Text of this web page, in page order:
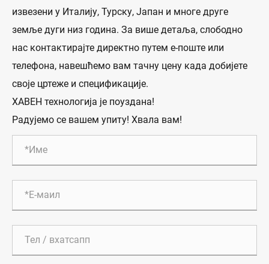
извезени у Италију, Турску, Јапан и многе друге
земље дуги низ година. За више детаља, слободно
нас контактирајте директно путем е-поште или
телефона, навешћемо вам тачну цену када добијете
своје цртеже и спецификације.
ХАВЕН технологија је поуздана!
Радујемо се вашем упиту! Хвала вам!